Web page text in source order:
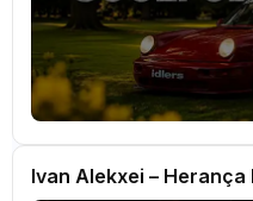
Ivan Alekxei – Herança